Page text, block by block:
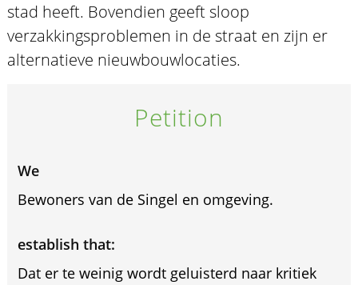
stad heeft. Bovendien geeft sloop
verzakkingsproblemen in de straat en zijn er
alternatieve nieuwbouwlocaties.
Petition
We
Bewoners van de Singel en omgeving.
establish that:
Dat er te weinig wordt geluisterd naar kritiek